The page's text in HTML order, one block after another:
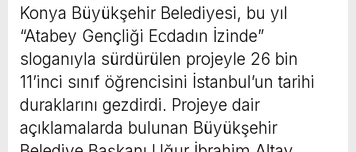
Konya Büyükşehir Belediyesi, bu yıl
“Atabey Gençliği Ecdadın İzinde”
sloganıyla sürdürülen projeyle 26 bin
11’inci sınıf öğrencisini İstanbul’un tarihi
duraklarını gezdirdi. Projeye dair
açıklamalarda bulunan Büyükşehir